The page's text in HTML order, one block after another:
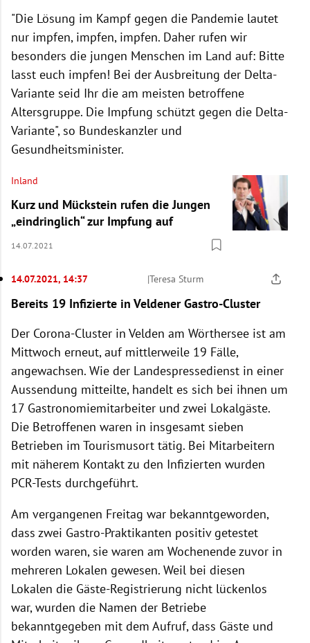
"Die Lösung im Kampf gegen die Pandemie lautet
nur impfen, impfen, impfen. Daher rufen wir
besonders die jungen Menschen im Land auf: Bitte
lasst euch impfen! Bei der Ausbreitung der Delta-
Variante seid Ihr die am meisten betroffene
Altersgruppe. Die Impfung schützt gegen die Delta-
Variante", so Bundeskanzler und
Gesundheitsminister.
Inland
Kurz und Mückstein rufen die Jungen
„eindringlich“ zur Impfung auf
14.07.2021
14.07.2021, 14:37 |Teresa Sturm
Bereits 19 Infizierte in Veldener Gastro-Cluster
Der Corona-Cluster in Velden am Wörthersee ist am
Mittwoch erneut, auf mittlerweile 19 Fälle,
angewachsen. Wie der Landespressedienst in einer
Aussendung mitteilte, handelt es sich bei ihnen um
17 Gastronomiemitarbeiter und zwei Lokalgäste.
Die Betroffenen waren in insgesamt sieben
Betrieben im Tourismusort tätig. Bei Mitarbeitern
mit näherem Kontakt zu den Infizierten wurden
PCR-Tests durchgeführt.
Am vergangenen Freitag war bekanntgeworden,
dass zwei Gastro-Praktikanten positiv getestet
worden waren, sie waren am Wochenende zuvor in
mehreren Lokalen gewesen. Weil bei diesen
Lokalen die Gäste-Registrierung nicht lückenlos
war, wurden die Namen der Betriebe
bekanntgegeben mit dem Aufruf, dass Gäste und